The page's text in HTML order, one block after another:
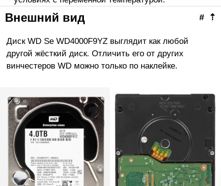
⇡
#
Внешний вид
Диск WD Se WD4000F9YZ выглядит как любой
другой жёсткий диск. Отличить его от других
винчестеров WD можно только по наклейке.